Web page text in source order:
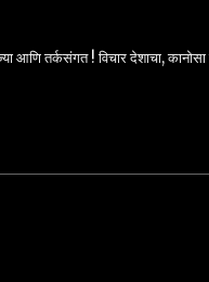
आणि तर्कसंगत ! विचार देशाचा,